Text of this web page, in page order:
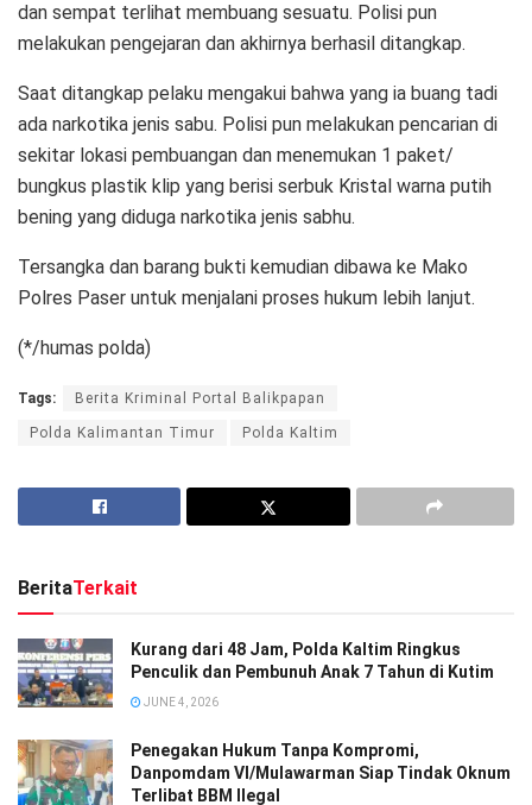
dan sempat terlihat membuang sesuatu. Polisi pun
melakukan pengejaran dan akhirnya berhasil ditangkap.
Saat ditangkap pelaku mengakui bahwa yang ia buang tadi
ada narkotika jenis sabu. Polisi pun melakukan pencarian di
sekitar lokasi pembuangan dan menemukan 1 paket/
bungkus plastik klip yang berisi serbuk Kristal warna putih
bening yang diduga narkotika jenis sabhu.
Tersangka dan barang bukti kemudian dibawa ke Mako
Polres Paser untuk menjalani proses hukum lebih lanjut.
(*/humas polda)
Tags: Berita Kriminal Portal Balikpapan
Polda Kalimantan Timur Polda Kaltim
BeritaTerkait
Kurang dari 48 Jam, Polda Kaltim Ringkus
Penculik dan Pembunuh Anak 7 Tahun di Kutim
JUNE 4, 2026
Penegakan Hukum Tanpa Kompromi,
Danpomdam VI/Mulawarman Siap Tindak Oknum
Terlibat BBM Ilegal